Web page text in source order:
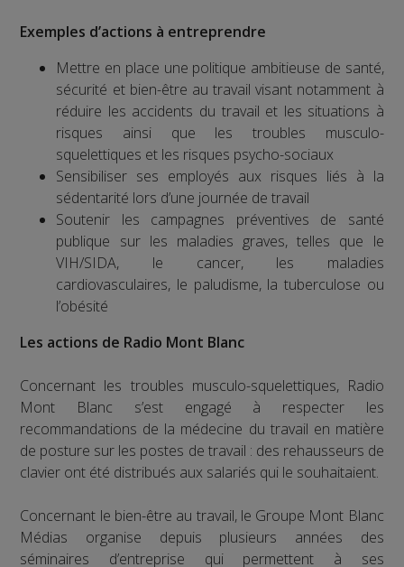
Exemples d’actions à entreprendre
Mettre en place une politique ambitieuse de santé,
sécurité et bien-être au travail visant notamment à
réduire les accidents du travail et les situations à
risques ainsi que les troubles musculo-
squelettiques et les risques psycho-sociaux
Sensibiliser ses employés aux risques liés à la
sédentarité lors d’une journée de travail
Soutenir les campagnes préventives de santé
publique sur les maladies graves, telles que le
VIH/SIDA, le cancer, les maladies
cardiovasculaires, le paludisme, la tuberculose ou
l’obésité
Les actions de Radio Mont Blanc
Concernant les troubles musculo-squelettiques, Radio
Mont Blanc s’est engagé à respecter les
recommandations de la médecine du travail en matière
de posture sur les postes de travail : des rehausseurs de
clavier ont été distribués aux salariés qui le souhaitaient.
Concernant le bien-être au travail, le Groupe Mont Blanc
Médias organise depuis plusieurs années des
séminaires d’entreprise qui permettent à ses